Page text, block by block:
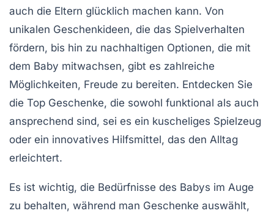
auch die Eltern glücklich machen kann. Von
unikalen Geschenkideen, die das Spielverhalten
fördern, bis hin zu nachhaltigen Optionen, die mit
dem Baby mitwachsen, gibt es zahlreiche
Möglichkeiten, Freude zu bereiten. Entdecken Sie
die Top Geschenke, die sowohl funktional als auch
ansprechend sind, sei es ein kuscheliges Spielzeug
oder ein innovatives Hilfsmittel, das den Alltag
erleichtert.
Es ist wichtig, die Bedürfnisse des Babys im Auge
zu behalten, während man Geschenke auswählt,